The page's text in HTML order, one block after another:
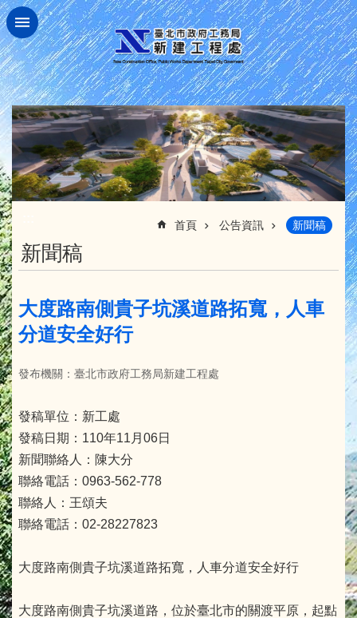
跳到主要內容區塊
首頁 公告資訊 新聞稿
新聞稿
大度路南側貴子坑溪道路拓寬，人車
分道安全好行
發布機關：臺北市政府工務局新建工程處
發稿單位：新工處
發稿日期：110年11月06日
新聞聯絡人：陳大分
聯絡電話：0963-562-778
聯絡人：王頌夫
聯絡電話：02-28227823
大度路南側貴子坑溪道路拓寬，人車分道安全好行
大度路南側貴子坑溪道路，位於臺北市的關渡平原，起點